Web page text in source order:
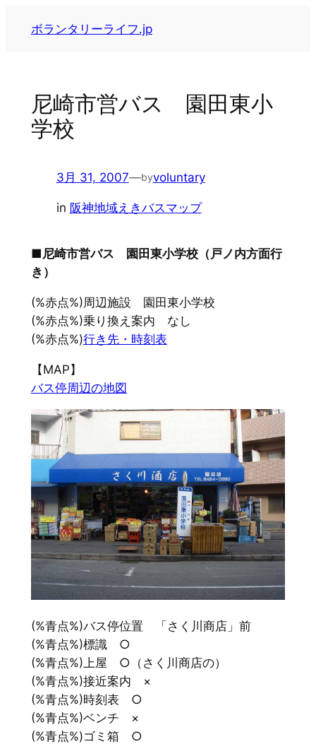
ボランタリーライフ.jp
尼崎市営バス 園田東小
学校
3月 31, 2007—byvoluntary
in 阪神地域えきバスマップ
■尼崎市営バス 園田東小学校（戸ノ内方面行
き）
(%赤点%)周辺施設 園田東小学校
(%赤点%)乗り換え案内 なし
(%赤点%)行き先・時刻表
【MAP】
バス停周辺の地図
(%青点%)バス停位置 「さく川商店」前
(%青点%)標識 ○
(%青点%)上屋 ○（さく川商店の）
(%青点%)接近案内 ×
(%青点%)時刻表 ○
(%青点%)ベンチ ×
(%青点%)ゴミ箱 ○